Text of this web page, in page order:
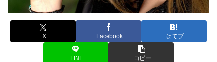
X Facebook はてブ
LINE コピー